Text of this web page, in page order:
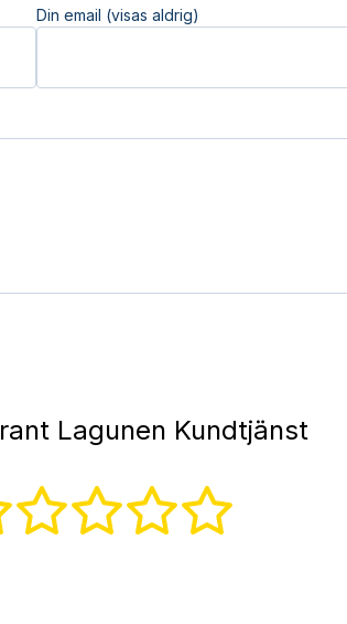
Din email (visas aldrig)
Lagunen Kundtjänst